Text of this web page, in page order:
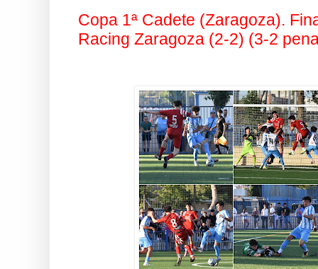
Copa 1ª Cadete (Zaragoza).
Racing Zaragoza (2-2) (3-2